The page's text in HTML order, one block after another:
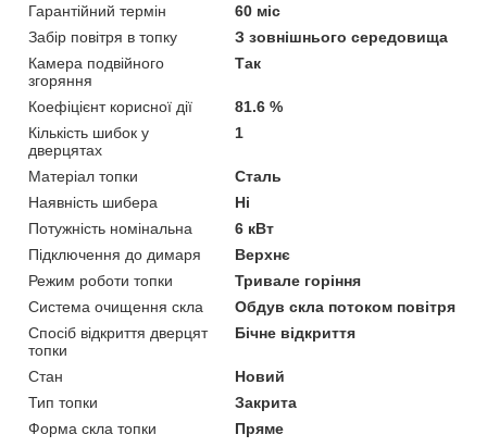
Гарантійний термін
60 міс
Забір повітря в топку
З зовнішнього середовища
Камера подвійного
згоряння
Так
Коефіцієнт корисної дії
81.6 %
Кількість шибок у
дверцятах
1
Матеріал топки
Сталь
Наявність шибера
Ні
Потужність номінальна
6 кВт
Підключення до димаря
Верхнє
Режим роботи топки
Тривале горіння
Система очищення скла
Обдув скла потоком повітря
Спосіб відкриття дверцят
топки
Бічне відкриття
Стан
Новий
Тип топки
Закрита
Форма скла топки
Пряме